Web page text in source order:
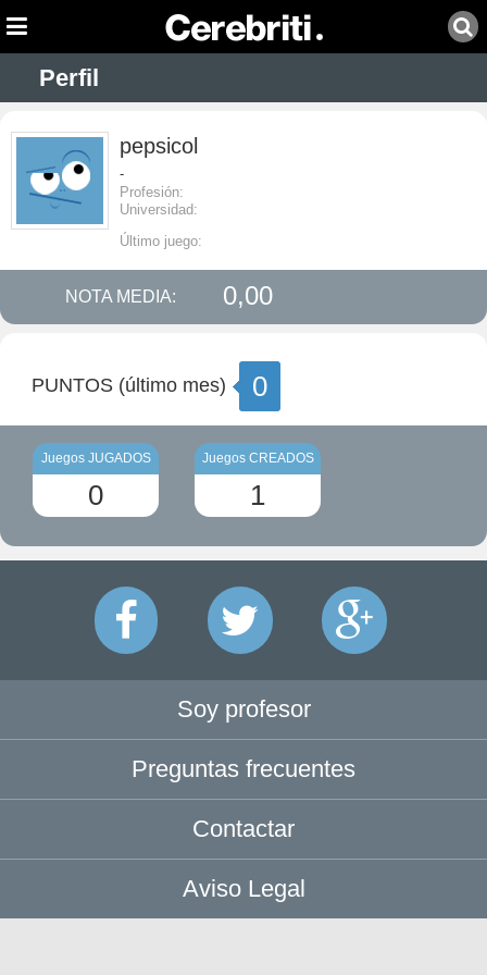
Perfil
pepsicol
-
Profesión:
Universidad:
Último juego:
NOTA MEDIA: 0,00
PUNTOS (último mes) 0
Juegos JUGADOS
0
Juegos CREADOS
1
Soy profesor
Preguntas frecuentes
Contactar
Aviso Legal